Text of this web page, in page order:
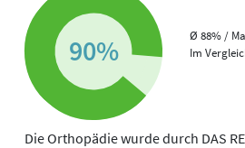
90%
Ø 88% /
Im
Die Orthopädie wurde durch DAS